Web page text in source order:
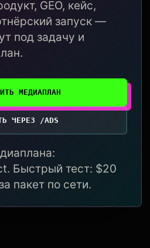
GEO, кейс,
запуск —
под задачу и
МЕДИАПЛАН
ЧЕРЕЗ /ADS
Быстрый тест: $20
пакет по сети.